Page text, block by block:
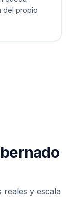
del propio
y escala